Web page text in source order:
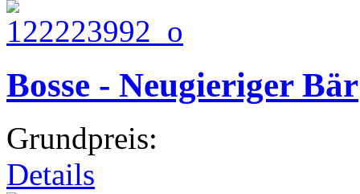
Bosse - Neugieriger Bär
Grundpreis:
Details